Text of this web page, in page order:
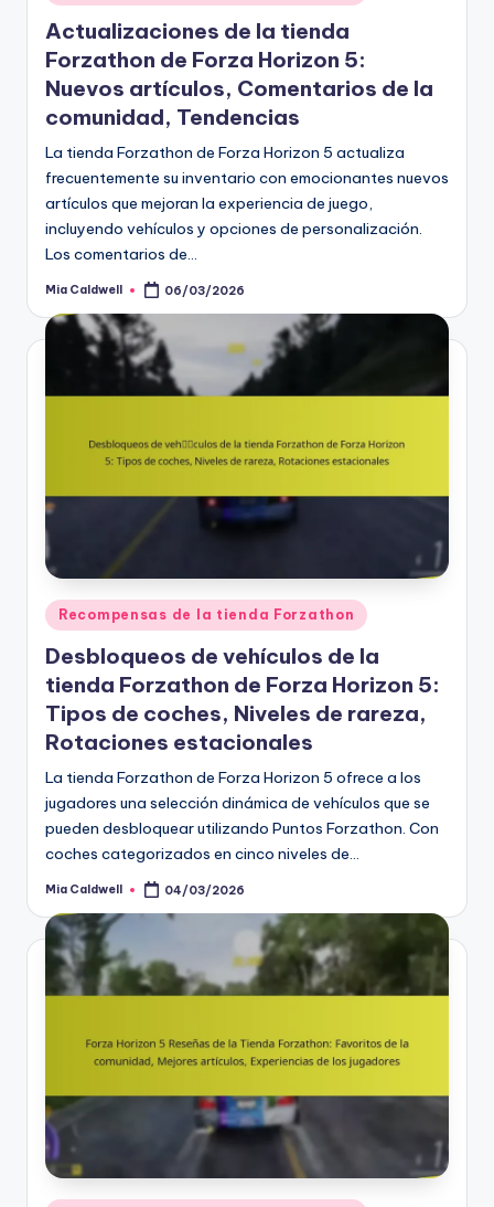
in
Actualizaciones de la tienda
Forzathon de Forza Horizon 5:
Nuevos artículos, Comentarios de la
comunidad, Tendencias
La tienda Forzathon de Forza Horizon 5 actualiza
frecuentemente su inventario con emocionantes nuevos
artículos que mejoran la experiencia de juego,
incluyendo vehículos y opciones de personalización.
Los comentarios de…
Posted
Mia Caldwell 06/03/2026
Posted
in
Recompensas de la tienda Forzathon
Desbloqueos de vehículos de la
tienda Forzathon de Forza Horizon 5:
Tipos de coches, Niveles de rareza,
Rotaciones estacionales
La tienda Forzathon de Forza Horizon 5 ofrece a los
jugadores una selección dinámica de vehículos que se
pueden desbloquear utilizando Puntos Forzathon. Con
coches categorizados en cinco niveles de…
Posted
Mia Caldwell 04/03/2026